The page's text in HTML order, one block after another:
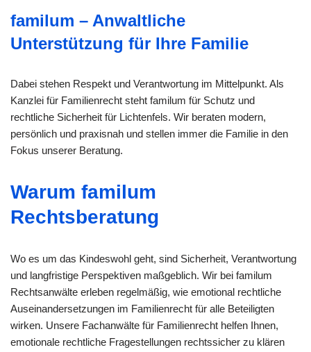
familum – Anwaltliche
Unterstützung für Ihre Familie
Dabei stehen Respekt und Verantwortung im Mittelpunkt. Als
Kanzlei für Familienrecht steht familum für Schutz und
rechtliche Sicherheit für Lichtenfels. Wir beraten modern,
persönlich und praxisnah und stellen immer die Familie in den
Fokus unserer Beratung.
Warum familum
Rechtsberatung
Wo es um das Kindeswohl geht, sind Sicherheit, Verantwortung
und langfristige Perspektiven maßgeblich. Wir bei familum
Rechtsanwälte erleben regelmäßig, wie emotional rechtliche
Auseinandersetzungen im Familienrecht für alle Beteiligten
wirken. Unsere Fachanwälte für Familienrecht helfen Ihnen,
emotionale rechtliche Fragestellungen rechtssicher zu klären